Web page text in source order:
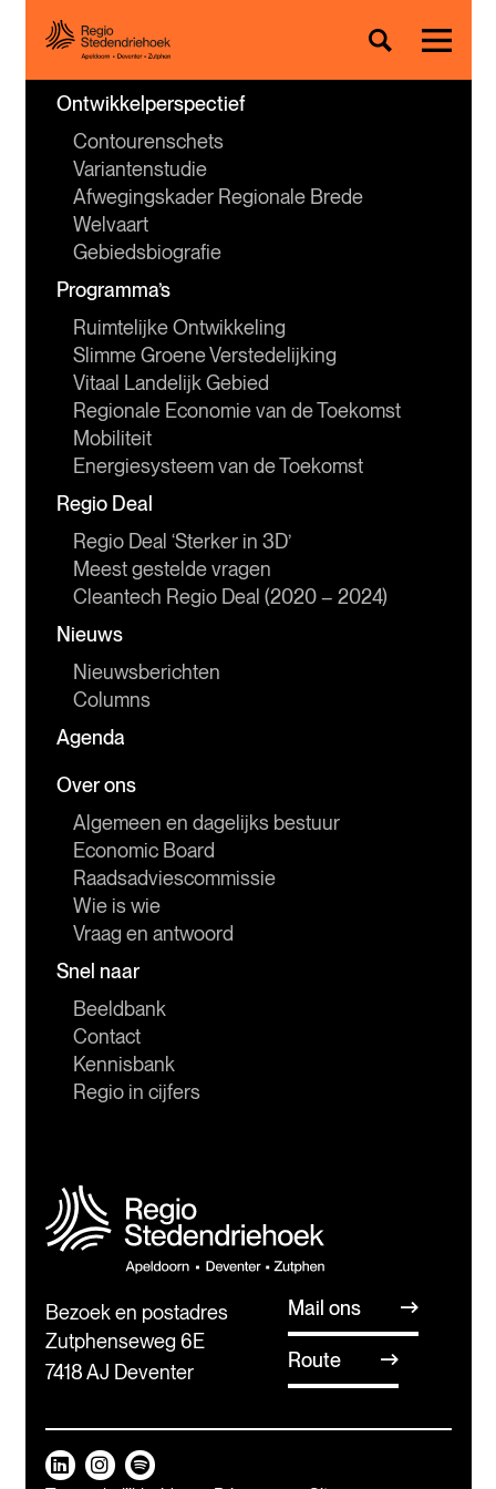
Ontwikkelperspectief
Contourenschets
Variantenstudie
Afwegingskader Regionale Brede
Welvaart
Gebiedsbiografie
Programma’s
Ruimtelijke Ontwikkeling
Slimme Groene Verstedelijking
Vitaal Landelijk Gebied
Regionale Economie van de Toekomst
Mobiliteit
Energiesysteem van de Toekomst
Regio Deal
Regio Deal ‘Sterker in 3D’
Meest gestelde vragen
Cleantech Regio Deal (2020 – 2024)
Nieuws
Nieuwsberichten
Columns
Agenda
Over ons
Algemeen en dagelijks bestuur
Economic Board
Raadsadviescommissie
Wie is wie
Vraag en antwoord
Snel naar
Beeldbank
Contact
Kennisbank
Regio in cijfers
Bezoek en postadres
Zutphenseweg 6E
7418 AJ Deventer
Mail ons
Route